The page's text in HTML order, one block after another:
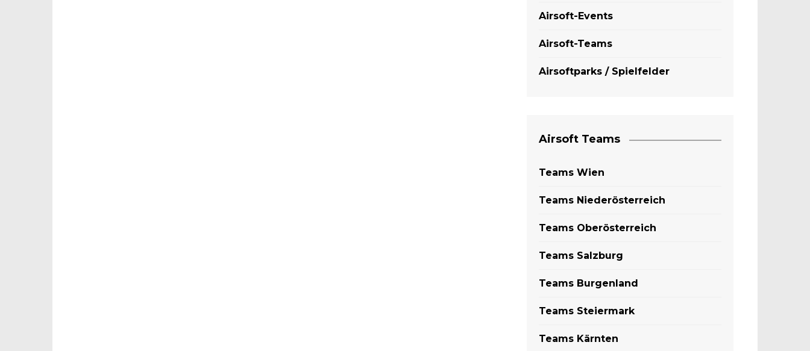
Airsoft-Events
Airsoft-Teams
Airsoftparks / Spielfelder
Airsoft Teams
Teams Wien
Teams Niederösterreich
Teams Oberösterreich
Teams Salzburg
Teams Burgenland
Teams Steiermark
Teams Kärnten